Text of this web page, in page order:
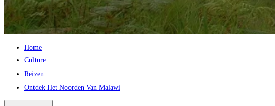
Home
Culture
Reizen
Ontdek Het Noorden Van Malawi